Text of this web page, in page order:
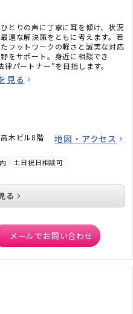
とりの声に丁寧に耳を傾け、状況
適な解決策をともに考えます。若
フットワークの軽さと誠実な対応
をサポート。身近に相談でき
律パートナー”を目指します。
見る
木ビル8階 地図・アクセス
土日祝日相談可
る
メールでお問い合わせ